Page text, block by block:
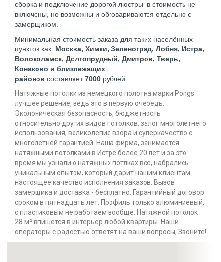
сборка и подключение дорогой люстры в стоимость не
включены, но возможны и обговариваются отдельно с
замерщиком.
Минимальная стоимость заказа для таких населённых
пунктов как: Москва, Химки, Зеленоград, Лобня, Истра,
Волоколамск, Долгопрудный, Дмитров, Тверь,
Конаково и близлежащих
районов составляет7000 рублей.
Натяжные потолки из немецкого полотна марки Pongs
лучшее решение, ведь это в первую очередь:
Эколоническая безопасность, бюджетность
относительно других видов потолков, залог многолетнего
использования, великолепие взора и суперкачество с
многолетней гарантией. Наша фирма, занимается
натяжными потолками в Истре более 20 лет и за это
время мы узнали о натяжных потлках всё, набрались
уникальным опытом, который дарит нашим клиентам
настоящее качество исполнения заказов. Вызов
замерщика и доставка - бесплатно. Гарантийный договор
сроком в пятнадцать лет. Профиль только алюминиевый,
с пластиковым не работаем вообще. Натяжной потолок
28 м² впишется в интерьер любой квартиры. Наши
операторы с радостью ответят на ваши вопросы, Звоните!